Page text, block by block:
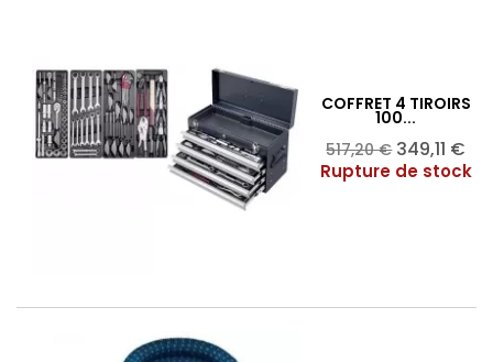
Ajouter au panier
COFFRET 4 TIROIRS
100...
Prix
de
517,20 € Prix
349,11 €
Rupture de stock